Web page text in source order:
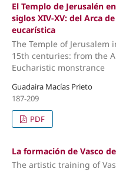
El Templo de Jerusalén
siglos XIV-XV: del Arca
eucarística
The Temple of
15th centuries: from the
Eucharistic monstrance
Guadaira Macías Prieto
187-209
PDF
La formación de Vasco
The artistic training of